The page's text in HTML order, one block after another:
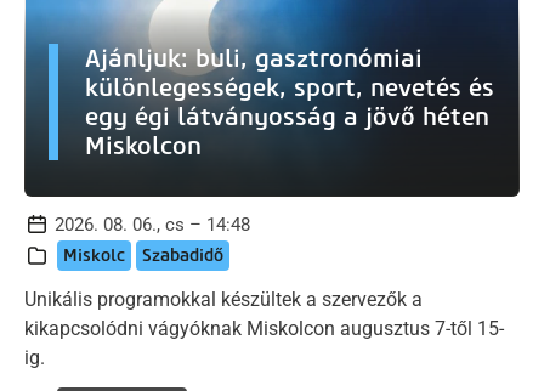
Ajánljuk: buli, gasztronómiai
különlegességek, sport, nevetés és
egy égi látványosság a jövő héten
Miskolcon
2026. 08. 06., cs – 14:48
Miskolc Szabadidő
Unikális programokkal készültek a szervezők a
kikapcsolódni vágyóknak Miskolcon augusztus 7-től 15-
ig.